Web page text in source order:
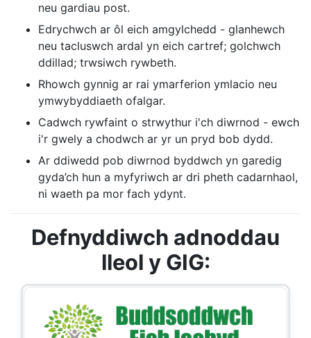
neu gardiau post.
Edrychwch ar ôl eich amgylchedd - glanhewch
neu tacluswch ardal yn eich cartref; golchwch
ddillad; trwsiwch rywbeth.
Rhowch gynnig ar rai ymarferion ymlacio neu
ymwybyddiaeth ofalgar.
Cadwch rywfaint o strwythur i'ch diwrnod - ewch
i'r gwely a chodwch ar yr un pryd bob dydd.
Ar ddiwedd pob diwrnod byddwch yn garedig
gyda’ch hun a myfyriwch ar dri pheth cadarnhaol,
ni waeth pa mor fach ydynt.
Defnyddiwch adnoddau
lleol y GIG: